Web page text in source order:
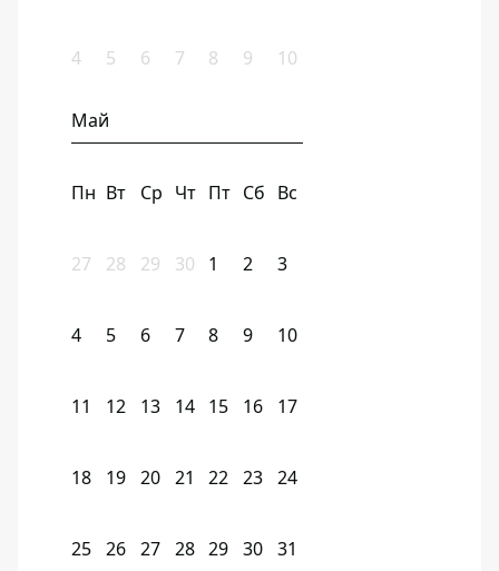
4 5 6 7 8 9 10
Май
Пн Вт Ср Чт Пт Сб Вс
27 28 29 30 1 2 3
4 5 6 7 8 9 10
11 12 13 14 15 16 17
18 19 20 21 22 23 24
25 26 27 28 29 30 31